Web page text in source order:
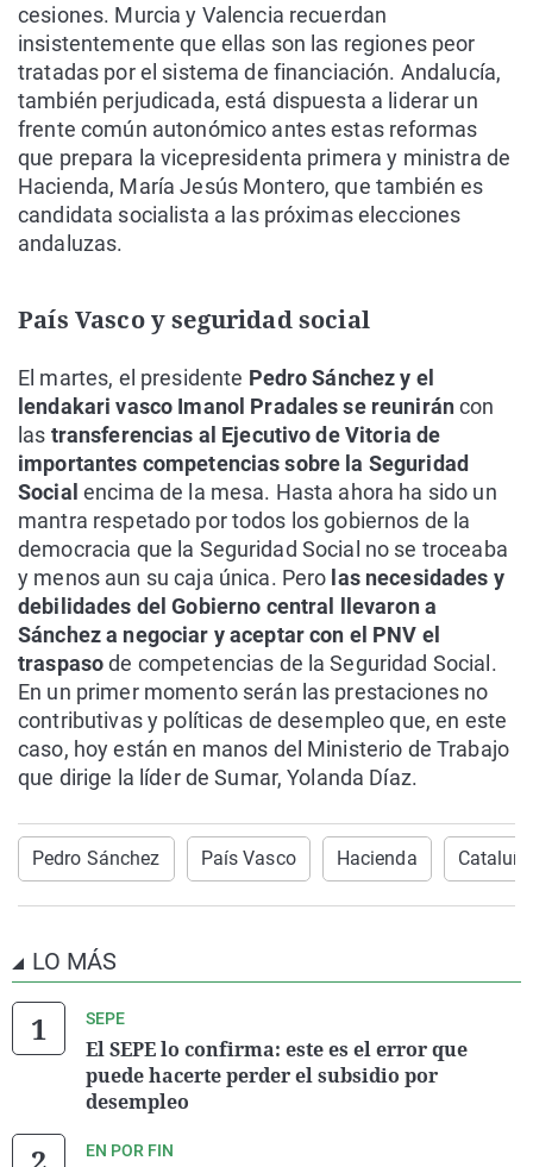
cesiones. Murcia y Valencia recuerdan
insistentemente que ellas son las regiones peor
tratadas por el sistema de financiación. Andalucía,
también perjudicada, está dispuesta a liderar un
frente común autonómico antes estas reformas
que prepara la vicepresidenta primera y ministra de
Hacienda, María Jesús Montero, que también es
candidata socialista a las próximas elecciones
andaluzas.
País Vasco y seguridad social
El martes, el presidente Pedro Sánchez y el
lendakari vasco Imanol Pradales se reuniráncon
las transferencias al Ejecutivo de Vitoria de
importantes competencias sobre la Seguridad
Social encima de la mesa. Hasta ahora ha sido un
mantra respetado por todos los gobiernos de la
democracia que la Seguridad Social no se troceaba
y menos aun su caja única. Pero las necesidades y
debilidades del Gobierno central llevaron a
Sánchez a negociar y aceptar con el PNV el
traspasode competencias de la Seguridad Social.
En un primer momento serán las prestaciones no
contributivas y políticas de desempleo que, en este
caso, hoy están en manos del Ministerio de Trabajo
que dirige la líder de Sumar, Yolanda Díaz.
Pedro Sánchez País Vasco Hacienda
LO MÁS
SEPE
El SEPE lo confirma: este es el error que
puede hacerte perder el subsidio por
desempleo
EN POR FIN